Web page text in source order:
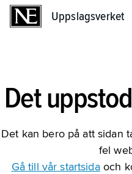
Uppslagsverket
Det
Det kan bero på att sidan
fel
Gå till vår startsidaoch